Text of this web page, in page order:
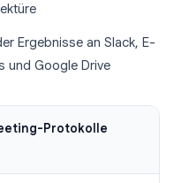
Ergebnisse an Slack, E-
und Google Drive
Protokolle